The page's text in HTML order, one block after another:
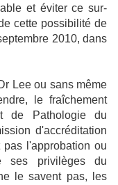
et éviter ce sur-
cette possibilité de
2010, dans
Lee ou sans même
le fraîchement
de Pathologie du
d'accréditation
l'approbation ou
ses privilèges du
le savent pas, les